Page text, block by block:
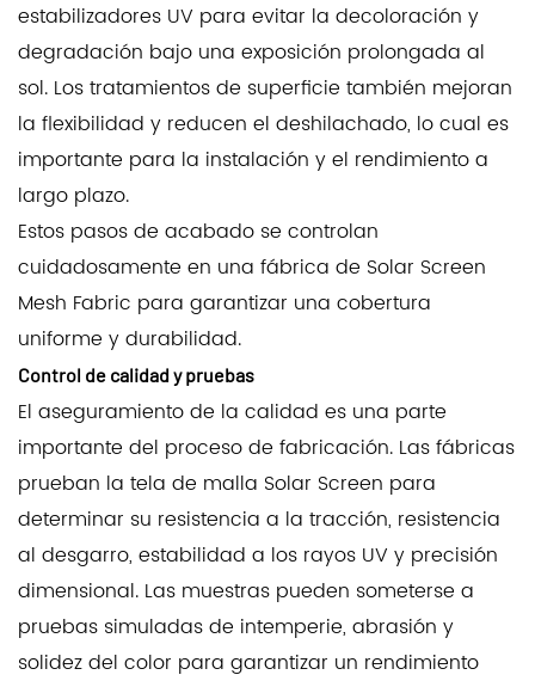
estabilizadores UV para evitar la decoloración y
degradación bajo una exposición prolongada al
sol. Los tratamientos de superficie también mejoran
la flexibilidad y reducen el deshilachado, lo cual es
importante para la instalación y el rendimiento a
largo plazo.
Estos pasos de acabado se controlan
cuidadosamente en una fábrica de Solar Screen
Mesh Fabric para garantizar una cobertura
uniforme y durabilidad.
Control de calidad y pruebas
El aseguramiento de la calidad es una parte
importante del proceso de fabricación. Las fábricas
prueban la tela de malla Solar Screen para
determinar su resistencia a la tracción, resistencia
al desgarro, estabilidad a los rayos UV y precisión
dimensional. Las muestras pueden someterse a
pruebas simuladas de intemperie, abrasión y
solidez del color para garantizar un rendimiento